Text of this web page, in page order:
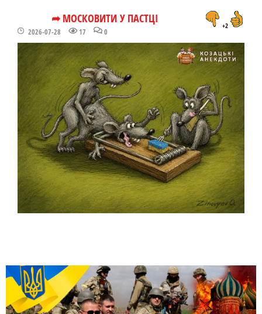
➦ МОСКОВИТИ У ПАСТЦІ
2026-07-28 17 0
+2